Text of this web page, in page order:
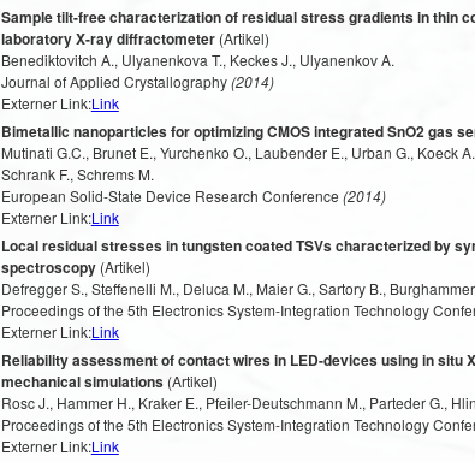
Sample tilt-free characterization of residual stress gradients in thin
laboratory X-ray diffractometer(Artikel)
Benediktovitch A., Ulyanenkova T., Keckes J., Ulyanenkov A.
Journal of Applied Crystallography(2014)
Externer Link:Link
Bimetallic nanoparticles for optimizing CMOS integrated SnO2 gas
Mutinati G.C., Brunet E., Yurchenko O., Laubender E., Urban G., Koeck
Schrank F., Schrems M.
European Solid-State Device Research Conference (2014)
Externer Link:Link
Local residual stresses in tungsten coated TSVs characterized by
spectroscopy(Artikel)
Defregger S., Steffenelli M., Deluca M., Maier G., Sartory B.,
Proceedings of the 5th Electronics System-Integration Technology
Externer Link:Link
Reliability assessment of contact wires in LED-devices using in situ
mechanical simulations(Artikel)
Rosc J., Hammer H., Kraker E., Pfeiler-Deutschmann M., Parteder G.,
Proceedings of the 5th Electronics System-Integration Technology
Externer Link:Link